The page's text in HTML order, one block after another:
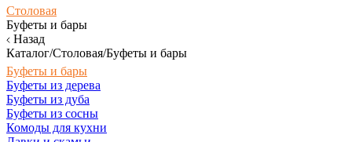
Столовая
Буфеты и бары
Назад
Каталог/Столовая/Буфеты и бары
Буфеты и бары
Буфеты из дерева
Буфеты из дуба
Буфеты из сосны
Комоды для кухни